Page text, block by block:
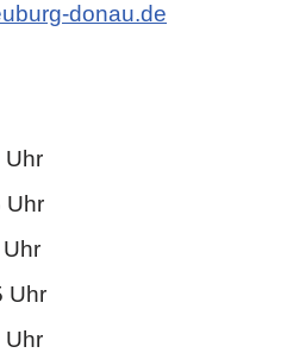
donau.de
Uhr
Uhr
Uhr